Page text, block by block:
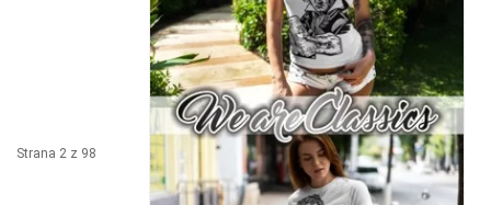
Strana 2 z 98